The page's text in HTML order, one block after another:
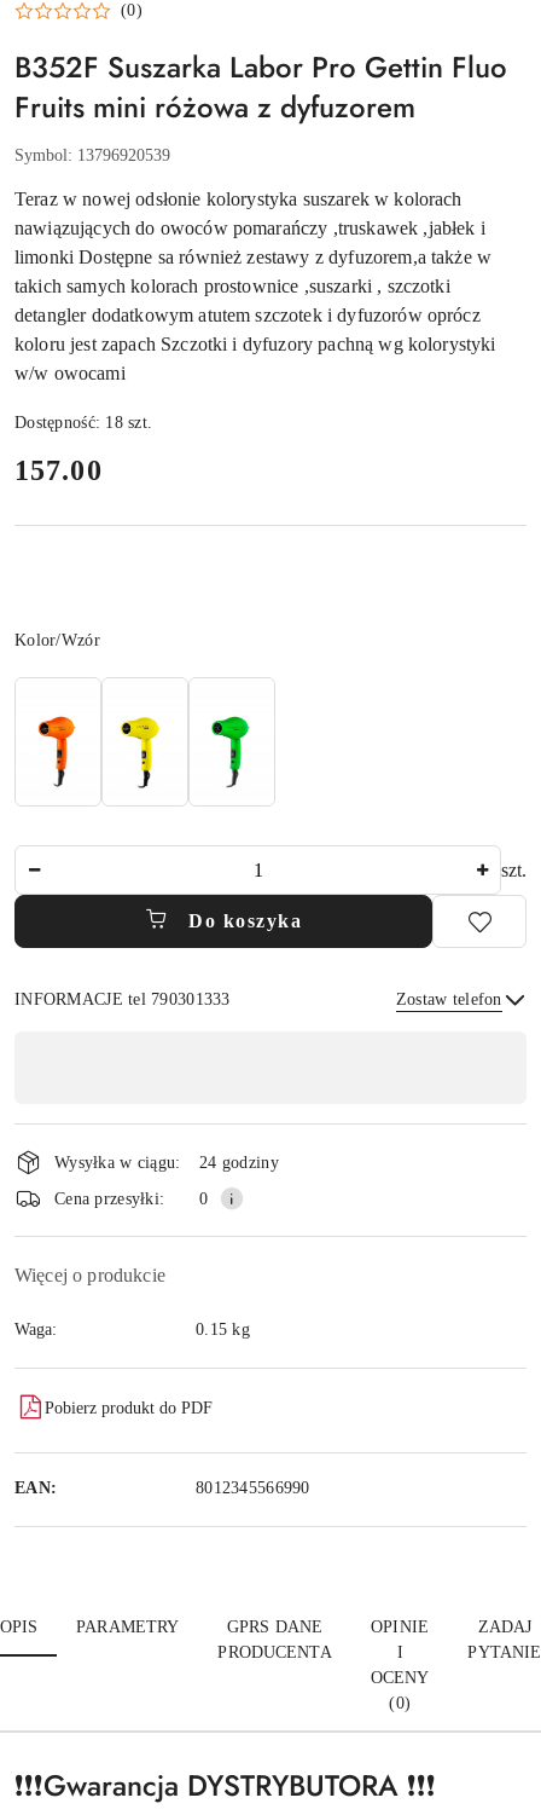
(0)
B352F Suszarka Labor Pro Gettin Fluo
Fruits mini różowa z dyfuzorem
Symbol: 13796920539
Teraz w nowej odsłonie kolorystyka suszarek w kolorach
nawiązujących do owoców pomarańczy ,truskawek ,jabłek i
limonki Dostępne sa również zestawy z dyfuzorem,a także w
takich samych kolorach prostownice ,suszarki , szczotki
detangler dodatkowym atutem szczotek i dyfuzorów oprócz
koloru jest zapach Szczotki i dyfuzory pachną wg kolorystyki
w/w owocami
Dostępność: 18szt.
cena:
157.00
Wariant
Kolor/Wzór
szt.
Do koszyka
INFORMACJE tel 790301333 Zostaw telefon
płatność
i
dostawaWysyłka w ciągu:
24 godziny
Cena przesyłki:
0
Więcej o produkcie
Waga: 0.15 kg
Pobierz produkt do PDF
EAN: 8012345566990
OPIS PARAMETRY
GPRS DANE
PRODUCENTA
OPINIE
I
OCENY
(0)
ZADAJ
PYTANIE
❗❗❗Gwarancja DYSTRYBUTORA ❗❗❗